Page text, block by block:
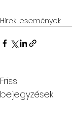
Hírek, események
Friss
bejegyzések